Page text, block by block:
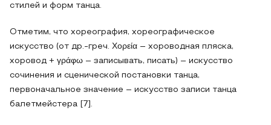
стилей и форм танца.
Отметим, что хореография, хореографическое
искусство (от др.-греч. Χορεία – хороводная пляска,
хоровод + γράφω – записывать, писать) – искусство
сочинения и сценической постановки танца,
первоначальное значение – искусство записи танца
балетмейстера [7].